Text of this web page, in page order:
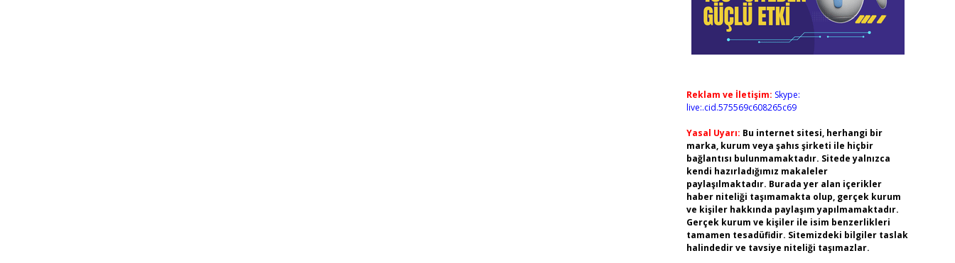
Reklam ve İletişim: Skype:
live:.cid.575569c608265c69
Yasal Uyarı: Bu internet sitesi, herhangi bir
marka, kurum veya şahıs şirketi ile hiçbir
bağlantısı bulunmamaktadır. Sitede yalnızca
kendi hazırladığımız makaleler
paylaşılmaktadır. Burada yer alan içerikler
haber niteliği taşımamakta olup, gerçek kurum
ve kişiler hakkında paylaşım yapılmamaktadır.
Gerçek kurum ve kişiler ile isim benzerlikleri
tamamen tesadüfidir. Sitemizdeki bilgiler taslak
halindedir ve tavsiye niteliği taşımazlar.